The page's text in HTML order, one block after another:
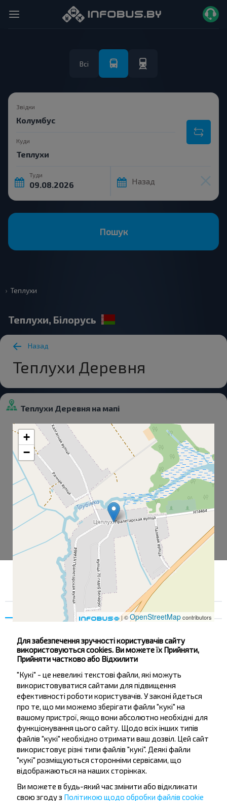
Всі
Звідки
Куди
Туди
Назад
Пошук
Теплухи
Теплухи, Білорусь
Назад
Теплухи Деревня
Теплухи Деревня на мапі
+
−
| ©OpenStreetMapcontributors
Теплухи Деревня
Бажаєте
подорожувати
дешевше?
Деталі Про нас
Для забезпечення зручності користувачів сайту
використовуються cookies. Ви можете їх Прийняти,
Прийняти частково або Відхилити
"Кукі" - це невеликі текстові файли, які можуть
використовуватися сайтами для підвищення
ефективності роботи користувачів. У законі йдеться
про те, що ми можемо зберігати файли "кукі" на
вашому пристрої, якщо вони абсолютно необхідні для
функціонування цього сайту. Щодо всіх інших типів
файлів "кукі" необхідно отримати ваш дозвіл. Цей сайт
використовує різні типи файлів "кукі". Деякі файли
"кукі" розміщуються сторонніми сервісами, що
відображаються на наших сторінках.
Ви можете в будь-який час змінити або відкликати
свою згоду з Політикою щодо обробки файлів cookie